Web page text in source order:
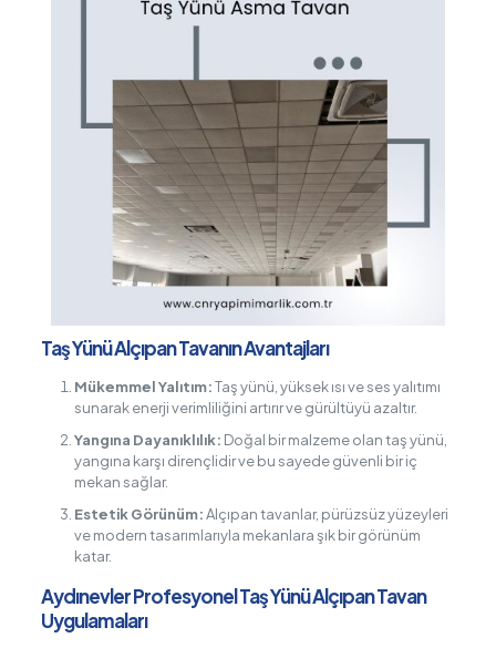
Taş Yünü Alçıpan Tavanın Avantajları
Mükemmel Yalıtım:Taş yünü, yüksek ısı ve ses yalıtımı
sunarak enerji verimliliğini artırır ve gürültüyü azaltır.
Yangına Dayanıklılık: Doğal bir malzeme olan taş yünü,
yangına karşı dirençlidir ve bu sayede güvenli bir iç
mekan sağlar.
Estetik Görünüm:Alçıpan tavanlar, pürüzsüz yüzeyleri
ve modern tasarımlarıyla mekanlara şık bir görünüm
katar.
Aydınevler Profesyonel Taş Yünü Alçıpan Tavan
Uygulamaları